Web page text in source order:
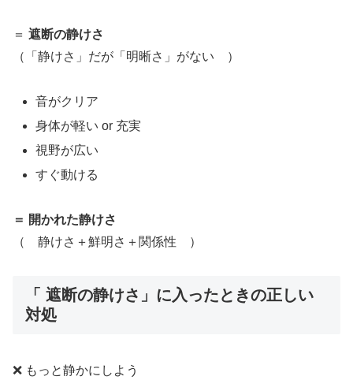
＝ 遮断の静けさ
（「静けさ」だが「明晰さ」がない ）
音がクリア
身体が軽い or 充実
視野が広い
すぐ動ける
＝ 開かれた静けさ
（ 静けさ＋鮮明さ＋関係性 ）
「 遮断の静けさ 」に入ったときの正しい
対処
❌ もっと静かにしよう